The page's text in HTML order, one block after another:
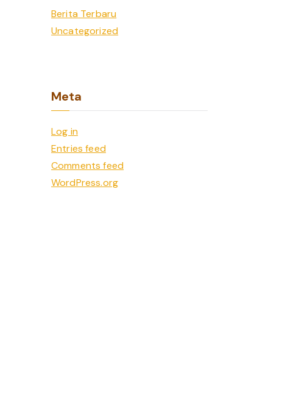
Berita Terbaru
Uncategorized
Meta
Log in
Entries feed
Comments feed
WordPress.org